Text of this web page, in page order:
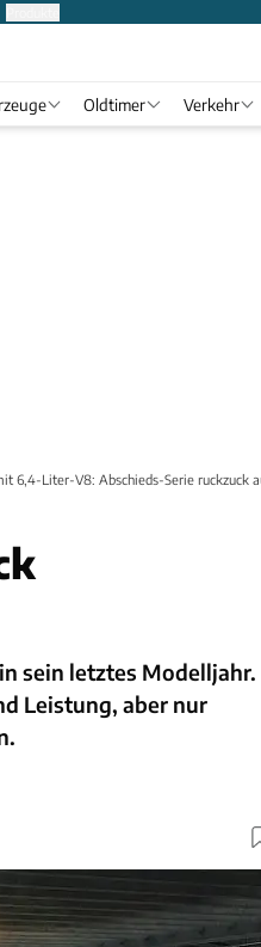
Oldtimer Verkehr
6,4-Liter-V8: Abschieds-Serie ruckzuck
sein letztes Modelljahr.
Leistung, aber nur